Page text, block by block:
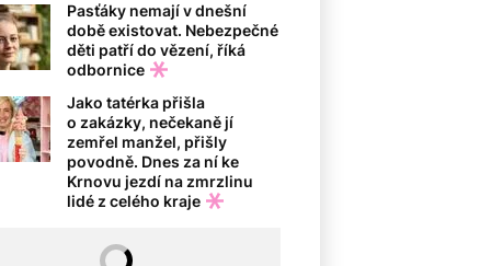
Pasťáky nemají v dnešní
době existovat. Nebezpečné
děti patří do vězení, říká
odbornice
Jako tatérka přišla
o zakázky, nečekaně jí
zemřel manžel, přišly
povodně. Dnes za ní ke
Krnovu jezdí na zmrzlinu
lidé z celého kraje